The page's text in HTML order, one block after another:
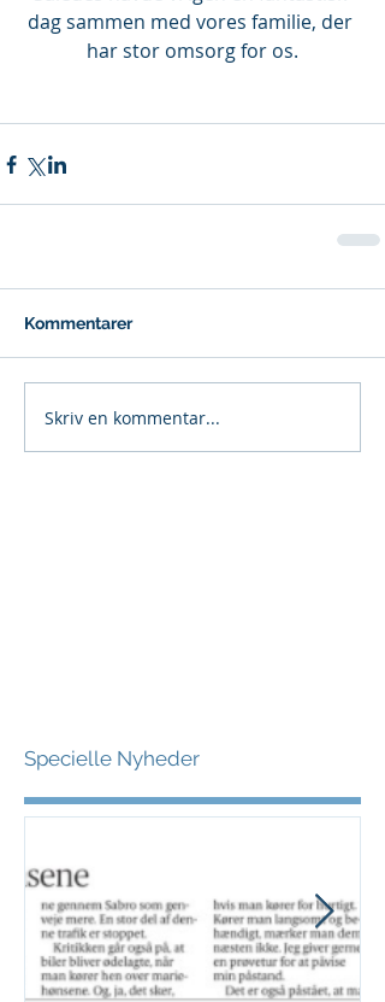
dag sammen med vores familie, der
har stor omsorg for os.
Kommentarer
Skriv en kommentar...
Specielle Nyheder